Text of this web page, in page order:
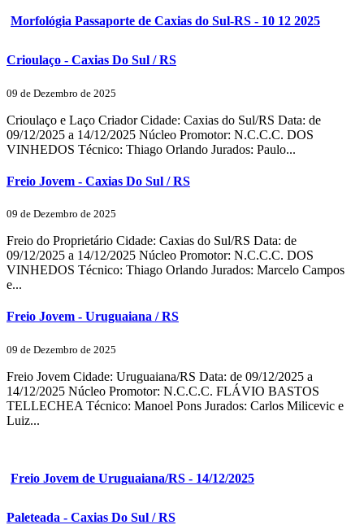
Morfológia Passaporte de Caxias do Sul-RS - 10 12 2025
Crioulaço - Caxias Do Sul / RS
09 de Dezembro de 2025
Crioulaço e Laço Criador Cidade: Caxias do Sul/RS Data: de
09/12/2025 a 14/12/2025 Núcleo Promotor: N.C.C.C. DOS
VINHEDOS Técnico: Thiago Orlando Jurados: Paulo...
Freio Jovem - Caxias Do Sul / RS
09 de Dezembro de 2025
Freio do Proprietário Cidade: Caxias do Sul/RS Data: de
09/12/2025 a 14/12/2025 Núcleo Promotor: N.C.C.C. DOS
VINHEDOS Técnico: Thiago Orlando Jurados: Marcelo Campos
e...
Freio Jovem - Uruguaiana / RS
09 de Dezembro de 2025
Freio Jovem Cidade: Uruguaiana/RS Data: de 09/12/2025 a
14/12/2025 Núcleo Promotor: N.C.C.C. FLÁVIO BASTOS
TELLECHEA Técnico: Manoel Pons Jurados: Carlos Milicevic e
Luiz...
Freio Jovem de Uruguaiana/RS - 14/12/2025
Paleteada - Caxias Do Sul / RS